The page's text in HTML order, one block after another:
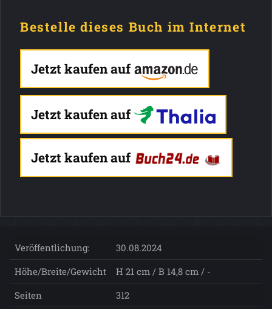
Bestelle dieses Buch im Internet
Jetzt kaufen auf
Jetzt kaufen auf
Jetzt kaufen auf
Veröffentlichung:
30.08.2024
Höhe/Breite/Gewicht
H 21 cm / B 14,8 cm / -
Seiten
312